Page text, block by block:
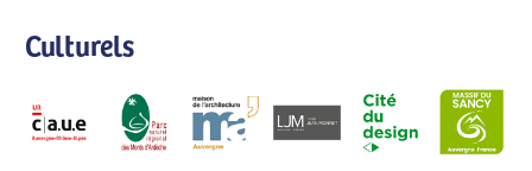
Culturels